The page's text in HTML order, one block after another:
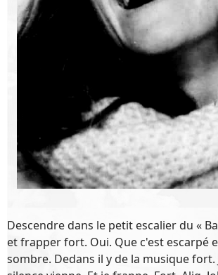
Descendre dans le petit escalier du «
et frapper fort. Oui. Que c'est escarpé
sombre. Dedans il y de la musique fort.